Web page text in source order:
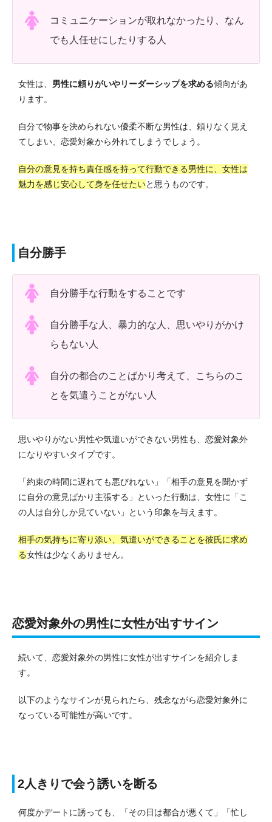
コミュニケーションが取れなかったり、なん
でも人任せにしたりする人
女性は、 男性に頼りがいやリーダーシップを求める傾向があ
ります。
自分で物事を決められない優柔不断な男性は、頼りなく見え
てしまい、恋愛対象から外れてしまうでしょう。
自分の意見を持ち責任感を持って行動できる男性に、女性は
魅力を感じ安心して身を任せたいと思うものです。
自分勝手
自分勝手な行動をすることです
自分勝手な人、暴力的な人、思いやりがかけ
らもない人
自分の都合のことばかり考えて、こちらのこ
とを気遣うことがない人
思いやりがない男性や気遣いができない男性も、恋愛対象外
になりやすいタイプです。
「約束の時間に遅れても悪びれない」「相手の意見を聞かず
に自分の意見ばかり主張する」といった行動は、女性に「こ
の人は自分しか見ていない」という印象を与えます。
相手の気持ちに寄り添い、気遣いができることを彼氏に求め
る女性は少なくありません。
恋愛対象外の男性に女性が出すサイン
続いて、恋愛対象外の男性に女性が出すサインを紹介しま
す。
以下のようなサインが見られたら、残念ながら恋愛対象外に
なっている可能性が高いです。
2人きりで会う誘いを断る
何度かデートに誘っても、「その日は都合が悪くて」「忙し